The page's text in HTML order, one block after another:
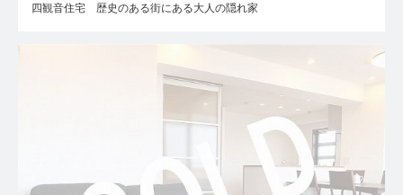
四観音住宅 歴史のある街にある大人の隠れ家